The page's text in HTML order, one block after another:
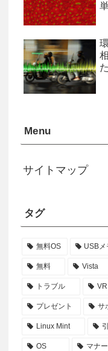
Menu
サイトマップ
タグ
無料OS USBメ
無料 Vista
トラブル VR
プレゼント サ
Linux Mint
OS マナー